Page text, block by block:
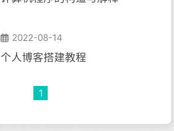
2022-08-14
个人博客搭建教程
1